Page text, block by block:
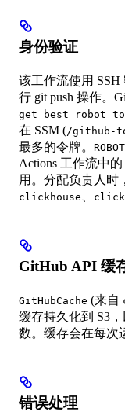
身份验证
该工作流使用 SSH
行 git push 操作。
在 SSM (/github-
最多的令牌。
Actions 工作流中
用。分配负责人时
clickhouse
GitHub API 缓
GitHubCache (来自
缓存持久化到 S3
数。缓存会在每次
错误处理